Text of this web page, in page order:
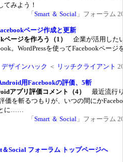
てみよう！
「 Smart ＆ Social 」フォーラム
ページ作成と更新
ページを作ろう（1） 企業が活用した
。WordPressを使ってFacebookページ
デザインハック ＜ リッチクライアント
用Facebookの評価、5斬
アプリ評価コメント（4） 最近流行
価を斬るつもりが、いつの間にか
に……
「 Smart ＆ Social 」フォーラム
Social フォーラム トップページへ